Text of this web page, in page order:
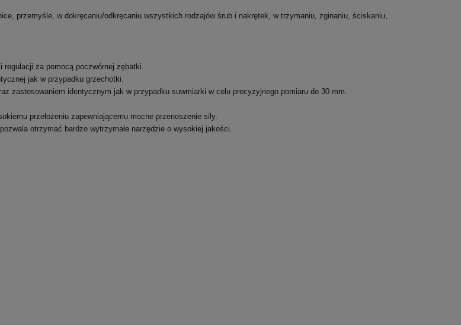
przemyśle, w dokręcaniu/odkręcaniu wszystkich rodzajów śrub i nakrętek, w trzymaniu, zginaniu, ściskaniu,
za pomocą poczwórnej zębatki.
jak w przypadku grzechotki.
zastosowaniem identycznym jak w przypadku suwmiarki w celu precyzyjnego pomiaru do 30 mm.
przełożeniu zapewniającemu mocne przenoszenie siły.
otrzymać bardzo wytrzymałe narzędzie o wysokiej jakości.